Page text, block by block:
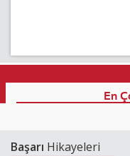
En
Başarı Hikayeleri